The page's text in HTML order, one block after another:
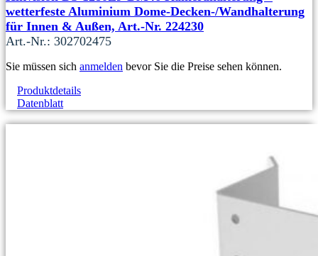
wetterfeste Aluminium Dome-Decken-/Wandhalterung
für Innen & Außen, Art.-Nr. 224230
Art.-Nr.: 302702475
Sie müssen sich anmelden bevor Sie die Preise sehen können.
Produktdetails
Datenblatt